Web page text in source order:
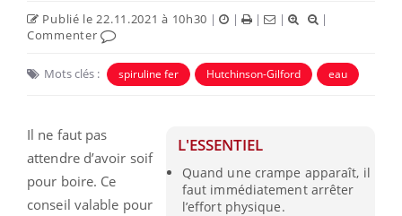
Publié le 22.11.2021 à 10h30 | | | |
|
Commenter
Mots clés : spiruline fer Hutchinson-Gilford eau
L'ESSENTIEL
Quand une crampe apparaît, il
faut immédiatement arrêter
l’effort physique.
Il ne faut pas
attendre d’avoir soif
pour boire. Ce
conseil valable pour